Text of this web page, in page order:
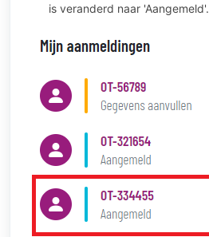
is veranderd naar 'Aangemeld'.